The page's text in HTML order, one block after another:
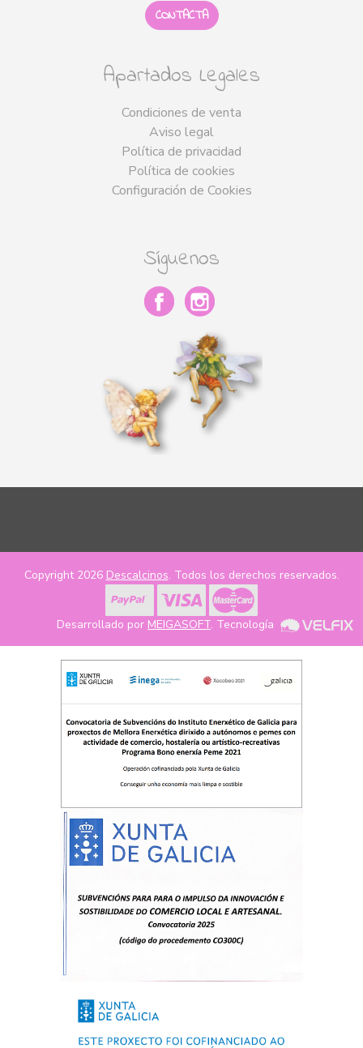
CONTACTA
Apartados Legales
Condiciones de venta
Aviso legal
Política de privacidad
Política de cookies
Configuración de Cookies
Síguenos
Copyright 2026 Descalcinos. Todos los derechos reservados.
Desarrollado por MEIGASOFT. Tecnología